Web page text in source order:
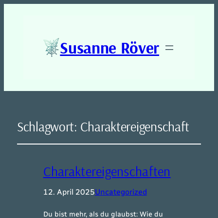
Susanne Röver
Schlagwort: Charaktereigenschaft
Charaktereigenschaften
12. April 2025Uncategorized
Du bist mehr, als du glaubst: Wie du